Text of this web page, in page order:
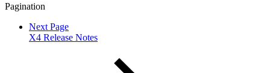
Pagination
Next Page
X4 Release Notes